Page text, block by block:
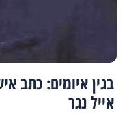
בגין איומים: כתב
אייל נגר